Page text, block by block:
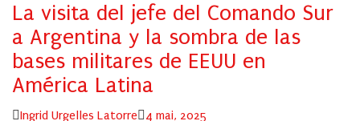
La visita del jefe del Comando Sur
a Argentina y la sombra de las
bases militares de EEUU en
América Latina
Author
Ingrid Urgelles Latorre Posted
4 mai, 2025